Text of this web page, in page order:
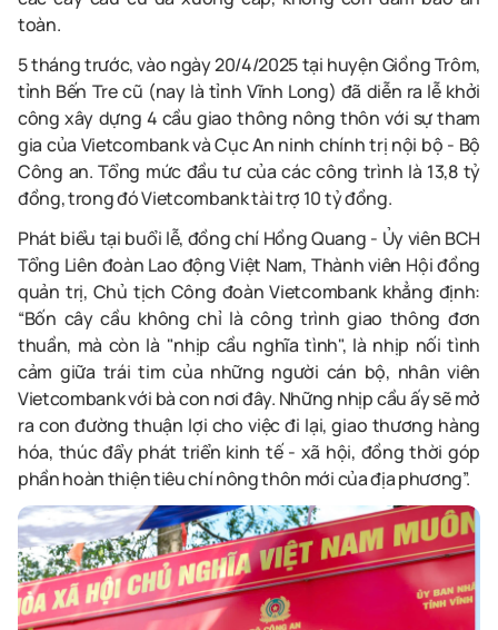
toàn.
5 tháng trước, vào ngày 20/4/2025tại huyện Giồng Trôm,
tỉnh Bến Trecũ (nay là tỉnh Vĩnh Long) đã diễn ra lễ khởi
công xây dựng 4 cầu giao thông nông thônvới sự tham
gia của Vietcombank và Cục An ninh chính trị nội bộ - Bộ
Công an. Tổng mức đầu tư của các công trình là 13,8 tỷ
đồng, trong đó Vietcombank tài trợ 10 tỷ đồng.
Phát biểu tại buổi lễ, đồng chí Hồng Quang - Ủy viên BCH
Tổng Liên đoàn Lao động Việt Nam, Thành viên Hội đồng
quản trị, Chủ tịch Công đoàn Vietcombankkhẳng định:
“Bốn cây cầu không chỉ là công trình giao thông đơn
thuần, mà còn là "nhịp cầu nghĩa tình", là nhịp nối tình
cảm giữa trái tim của những người cán bộ, nhân viên
Vietcombank với bà con nơi đây. Những nhịp cầu ấy sẽ mở
ra con đường thuận lợi cho việc đi lại, giao thương hàng
hóa, thúc đẩy phát triển kinh tế - xã hội, đồng thời góp
phần hoàn thiện tiêu chí nông thôn mới của địa phương”.